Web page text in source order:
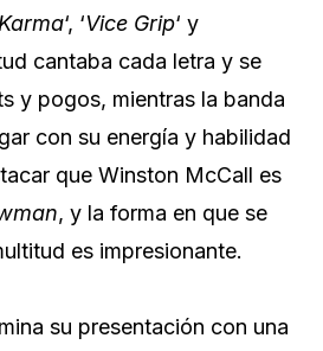
‘, ‘Vice Grip‘ y
cantaba cada letra y se
y pogos, mientras la banda
con su energía y habilidad
que Winston McCall es
, y la forma en que se
es impresionante.
su presentación con una